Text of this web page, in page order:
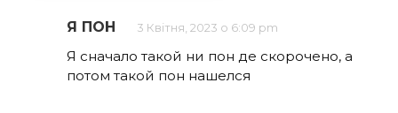
Я ПОН 3 Квітня, 2023 о 6:09 pm
Я сначало такой ни пон де скорочено, а
потом такой пон нашелся